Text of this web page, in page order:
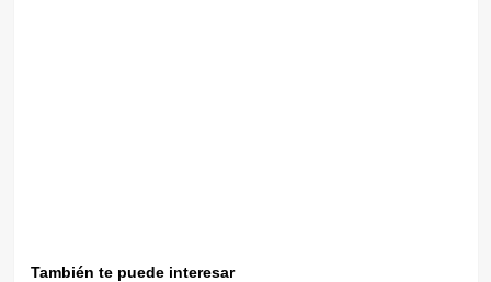
También te puede interesar